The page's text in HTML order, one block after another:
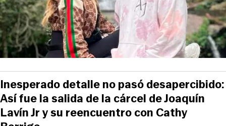
Inesperado detalle no pasó desapercibido:
Así fue la salida de la cárcel de Joaquín
Lavín Jr y su reencuentro con Cathy